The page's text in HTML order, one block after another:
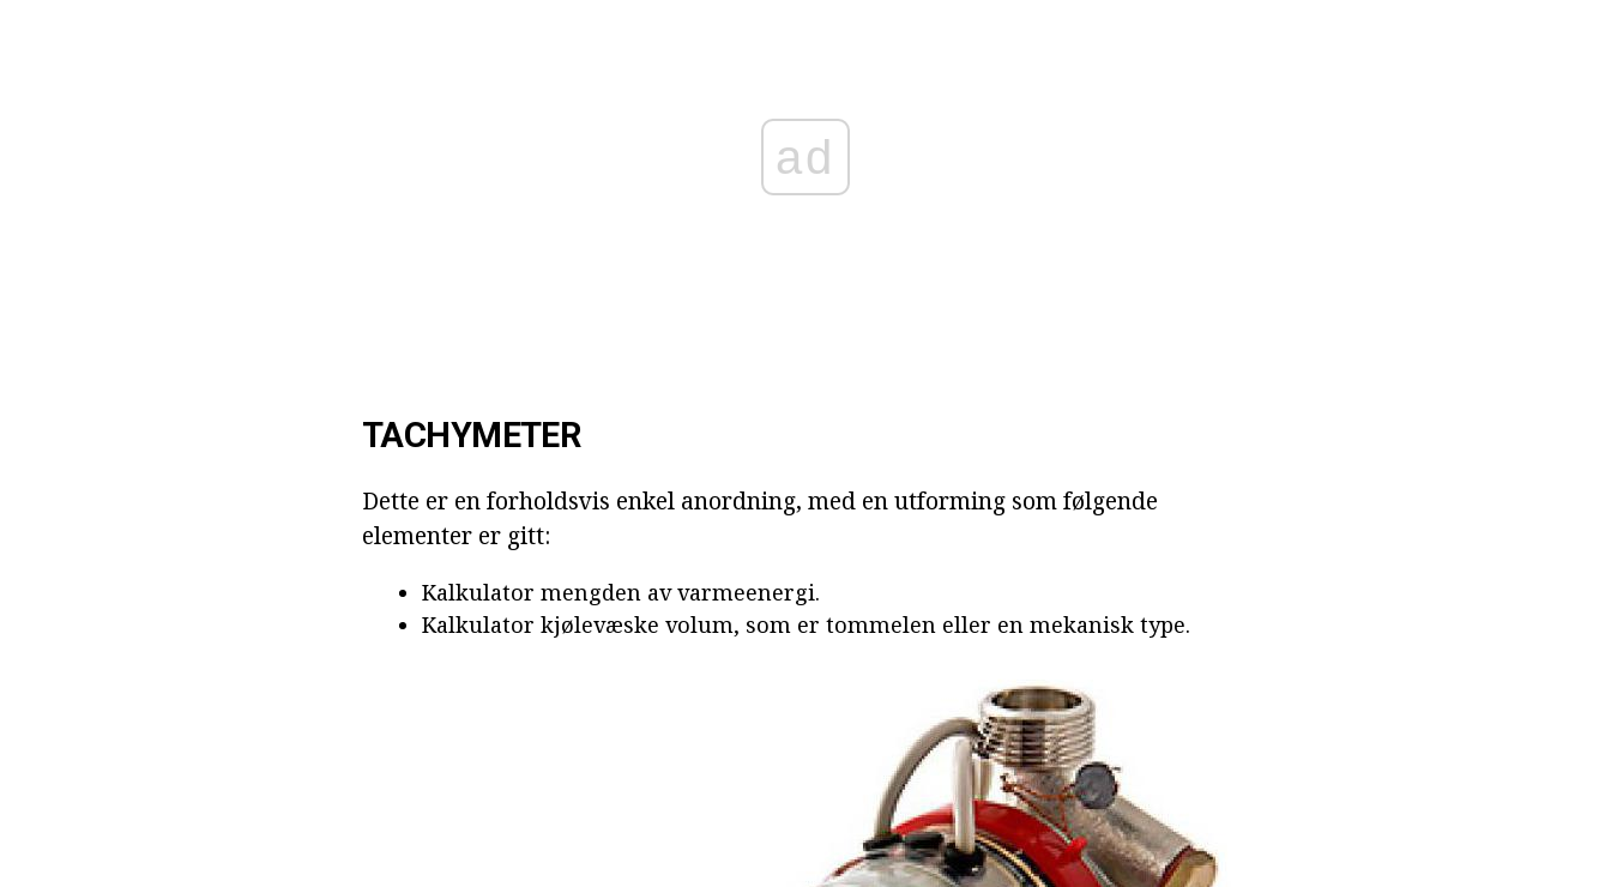
ad
TACHYMETER
Dette er en forholdsvis enkel anordning, med en utforming som følgende
elementer er gitt:
Kalkulator mengden av varmeenergi.
Kalkulator kjølevæske volum, som er tommelen eller en mekanisk type.